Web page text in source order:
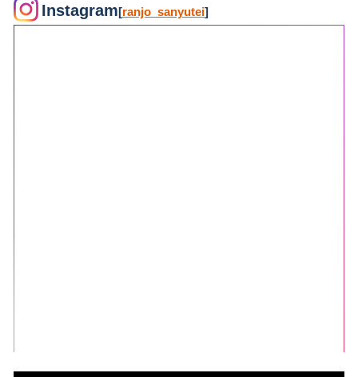
Instagram[ranjo_sanyutei]